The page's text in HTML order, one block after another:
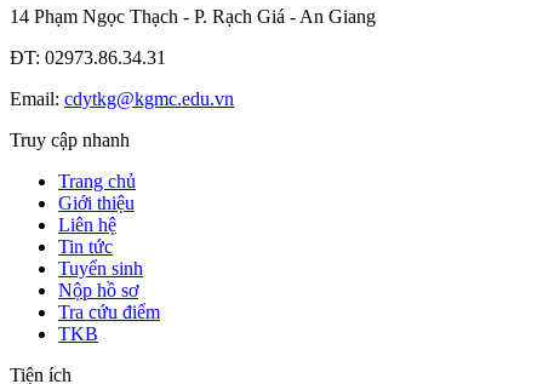
14 Phạm Ngọc Thạch - P. Rạch Giá - An Giang
ĐT: 02973.86.34.31
Email: cdytkg@kgmc.edu.vn
Truy cập nhanh
Trang chủ
Giới thiệu
Liên hệ
Tin tức
Tuyển sinh
Nộp hồ sơ
Tra cứu điểm
TKB
Tiện ích